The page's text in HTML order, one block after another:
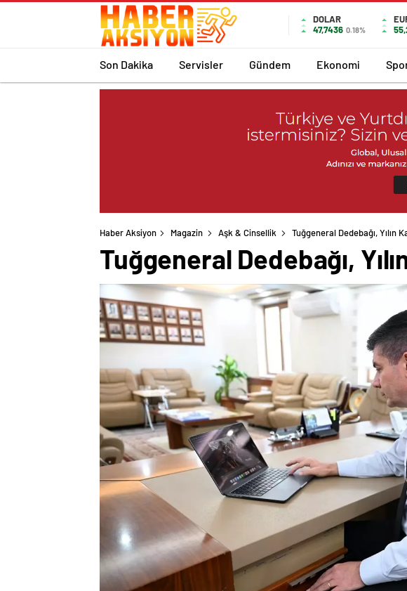
DOLAR
47,7436 0.18%
Son Dakika Servisler Gündem Ekonomi
Haber Aksiyon Magazin Aşk & Cinsellik Tuğgeneral Dedebağı, Yılın
Tuğgeneral Dedebağı,